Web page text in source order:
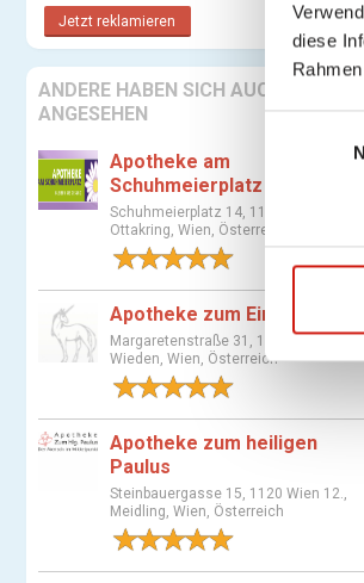
diese
i
l
i
g
g
a
Jetzt reklamieren
ANDERE HABEN SICH AUCH
ANGESEHEN
Apotheke am
Schuhmeierplatz
Schuhmeierplatz 14, 1160 Wien 16.,
Ottakring, Wien, Österreich
Apotheke zum Einhorn
Margaretenstraße 31, 1040 Wien 4.,
Wieden, Wien, Österreich
Apotheke zum heiligen
Paulus
Steinbauergasse 15, 1120 Wien 12.,
Meidling, Wien, Österreich